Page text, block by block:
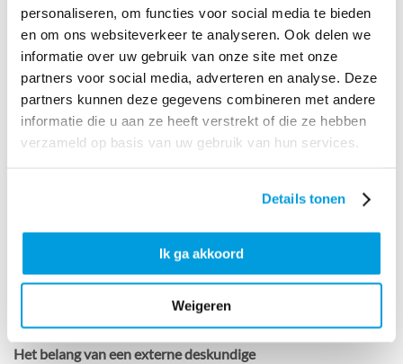
personaliseren, om functies voor social media te bieden
en om ons websiteverkeer te analyseren. Ook delen we
informatie over uw gebruik van onze site met onze
partners voor social media, adverteren en analyse. Deze
partners kunnen deze gegevens combineren met andere
informatie die u aan ze heeft verstrekt of die ze hebben
verzameld op basis van uw gebruik van hun services.
Details tonen
Ik ga akkoord
Weigeren
“Eén van de aandeelhouders kende Piet Spruijtenburg en
heeft hem bij ons geïntroduceerd. Die stap bracht veel rust.
Je weet namelijk niet wat er op je af komt als je aan het begin
staat van een verkooptraject.” Samen met collega Robert de
Vries is Piet dit traject met de aandeelhouders aangegaan.
Arnoud: “We zijn eerst een avond met elkaar gaan zitten en
gebracht. Piet en Robert stelden ons de juiste vragen om dit
drie. Ik heb geen moment het gevoel gehad dat ik minder de
aandacht die ze gaven aan mij, maar ook aan ons drieën als
aandeelhouders vond ik écht de kracht van ProMissie.”
Het belang van een externe deskundige